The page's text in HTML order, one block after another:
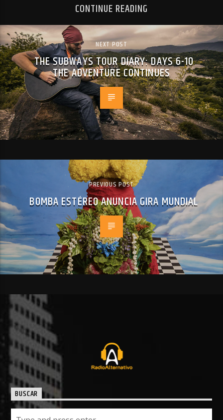
CONTINUE READING
NEXT POST
THE SUBWAYS TOUR DIARY: DAYS 6-10
THE ADVENTURE CONTINUES
PREVIOUS POST
BOMBA ESTÉREO ANUNCIA GIRA MUNDIAL
BUSCAR